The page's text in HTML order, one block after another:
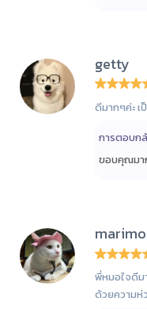
getty
ดีมากๆค่ะ
การตอบก
ขอบคุณมา
marimo
พี่หมอใจดีม
ด้วยความห่